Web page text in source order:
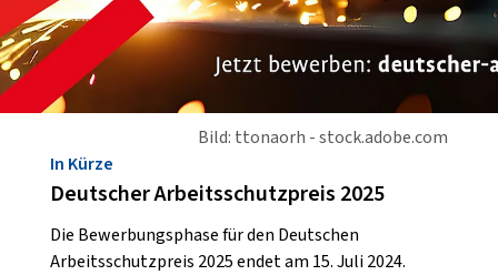
Bild: ttonaorh - stock.adobe.com
In Kürze
Deutscher Arbeitsschutzpreis 2025
Die Bewerbungsphase für den Deutschen
Arbeitsschutzpreis 2025 endet am 15. Juli 2024.